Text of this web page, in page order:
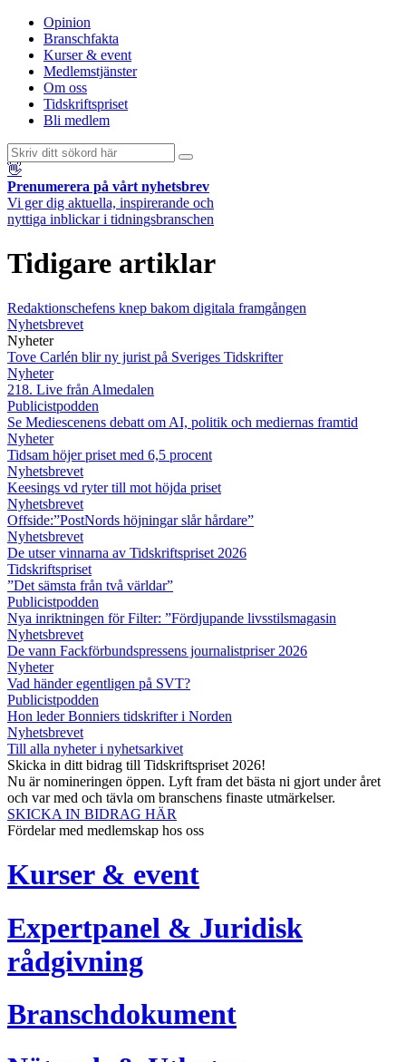
Opinion
Branschfakta
Kurser & event
Medlemstjänster
Om oss
Tidskriftspriset
Bli medlem
👋
Prenumerera på vårt nyhetsbrev
Vi ger dig aktuella, inspirerande och
nyttiga inblickar i tidningsbranschen
Tidigare artiklar
Redaktionschefens knep bakom digitala framgången
Nyhetsbrevet
Nyheter
Tove Carlén blir ny jurist på Sveriges Tidskrifter
Nyheter
218. Live från Almedalen
Publicistpodden
Se Mediescenens debatt om AI, politik och mediernas framtid
Nyheter
Tidsam höjer priset med 6,5 procent
Nyhetsbrevet
Keesings vd ryter till mot höjda priset
Nyhetsbrevet
Offside:”PostNords höjningar slår hårdare”
Nyhetsbrevet
De utser vinnarna av Tidskriftspriset 2026
Tidskriftspriset
”Det sämsta från två världar”
Publicistpodden
Nya inriktningen för Filter: ”Fördjupande livsstilsmagasin
Nyhetsbrevet
De vann Fackförbundspressens journalistpriser 2026
Nyheter
Vad händer egentligen på SVT?
Publicistpodden
Hon leder Bonniers tidskrifter i Norden
Nyhetsbrevet
Till alla nyheter i nyhetsarkivet
Skicka in ditt bidrag till Tidskriftspriset 2026!
Nu är nomineringen öppen. Lyft fram det bästa ni gjort under året
och var med och tävla om branschens finaste utmärkelser.
SKICKA IN BIDRAG HÄR
Fördelar med medlemskap hos oss
Kurser & event
Expertpanel & Juridisk
rådgivning
Branschdokument